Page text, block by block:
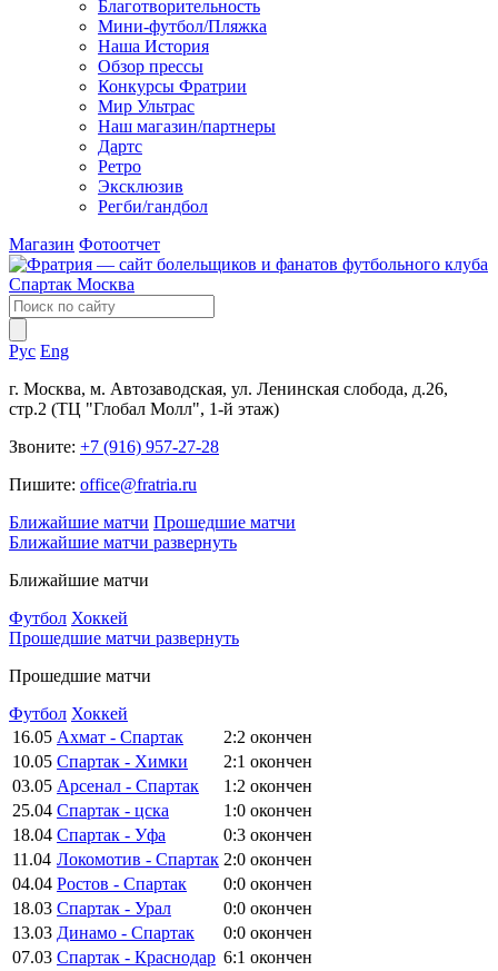
Благотворительность
Мини-футбол/Пляжка
Наша История
Обзор прессы
Конкурсы Фратрии
Мир Ультрас
Наш магазин/партнеры
Дартс
Ретро
Эксклюзив
Регби/гандбол
Магазин Фотоотчет
Рус Eng
г. Москва, м. Автозаводская, ул. Ленинская слобода, д.26,
стр.2 (ТЦ "Глобал Молл", 1-й этаж)
Звоните: +7 (916) 957-27-28
Пишите: office@fratria.ru
Ближайшие матчи Прошедшие матчи
Ближайшие матчи развернуть
Ближайшие матчи
Футбол Хоккей
Прошедшие матчи развернуть
Прошедшие матчи
Футбол Хоккей
16.05 Ахмат - Спартак 2:2 окончен
10.05 Спартак - Химки 2:1 окончен
03.05 Арсенал - Спартак 1:2 окончен
25.04 Спартак - цска 1:0 окончен
18.04 Спартак - Уфа 0:3 окончен
11.04 Локомотив - Спартак 2:0 окончен
04.04 Ростов - Спартак 0:0 окончен
18.03 Спартак - Урал 0:0 окончен
13.03 Динамо - Спартак 0:0 окончен
07.03 Спартак - Краснодар 6:1 окончен